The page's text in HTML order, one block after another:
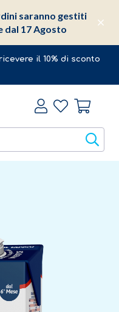
il 10% di sconto
saranno gestiti
dal 17 Agosto